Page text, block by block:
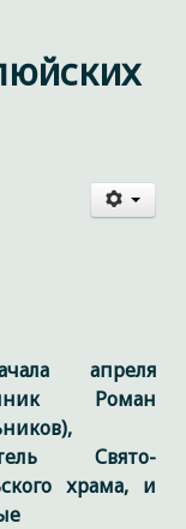
апреля
Роман
Свято-
храма, и